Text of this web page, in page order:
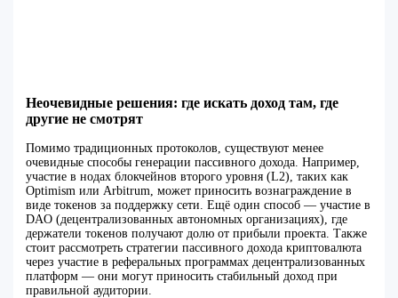
Неочевидные решения: где искать доход там, где
другие не смотрят
Помимо традиционных протоколов, существуют менее
очевидные способы генерации пассивного дохода. Например,
участие в нодах блокчейнов второго уровня (L2), таких как
Optimism или Arbitrum, может приносить вознаграждение в
виде токенов за поддержку сети. Ещё один способ — участие в
DAO (децентрализованных автономных организациях), где
держатели токенов получают долю от прибыли проекта. Также
стоит рассмотреть стратегии пассивного дохода криптовалюта
через участие в реферальных программах децентрализованных
платформ — они могут приносить стабильный доход при
правильной аудитории.